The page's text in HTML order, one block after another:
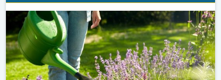
Як доглядати за садом у спеку?. Садові поради. . .